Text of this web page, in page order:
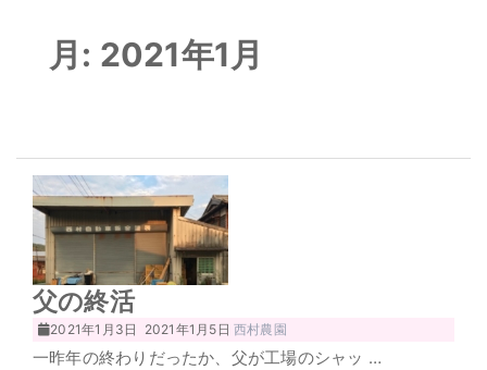
月: 2021年1月
父の終活
2021年1月3日 2021年1月5日 西村農園
一昨年の終わりだったか、父が工場のシャッ …